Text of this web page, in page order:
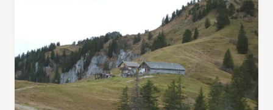
interessante Bergweg führt uns über
Karstfelsen und durch herrliche Blumenwiesen
hinauf zum Fikenloch. Da ist ein unterirdischer
Gang, der begehbar ist. Auf dem Grätli haben
wir eine atemberaubende Aussicht auf
Engelberg, das Tal und die majestätischen
Berge. Auf dem Rückweg kommen wir zum
Follenseeli und geniessen die Sicht auf die